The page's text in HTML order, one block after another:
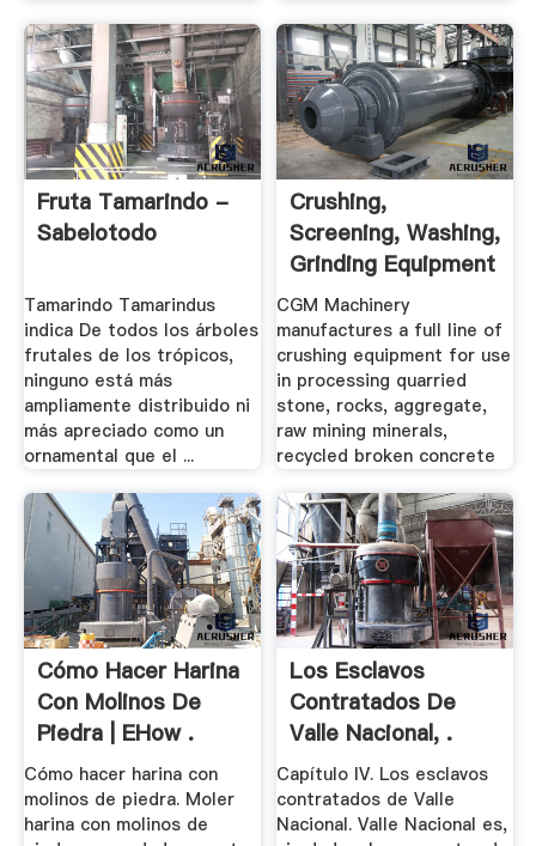
Fruta Tamarindo -
Sabelotodo
Tamarindo Tamarindus
indica De todos los árboles
frutales de los trópicos,
ninguno está más
ampliamente distribuido ni
más apreciado como un
ornamental que el ...
Crushing,
Screening, Washing,
Grinding Equipment
.
CGM Machinery
manufactures a full line of
crushing equipment for use
in processing quarried
stone, rocks, aggregate,
raw mining minerals,
recycled broken concrete
Cómo Hacer Harina
Con Molinos De
Piedra | EHow .
Cómo hacer harina con
molinos de piedra. Moler
harina con molinos de
Los Esclavos
Contratados De
Valle Nacional, .
Capítulo IV. Los esclavos
contratados de Valle
Nacional. Valle Nacional es,